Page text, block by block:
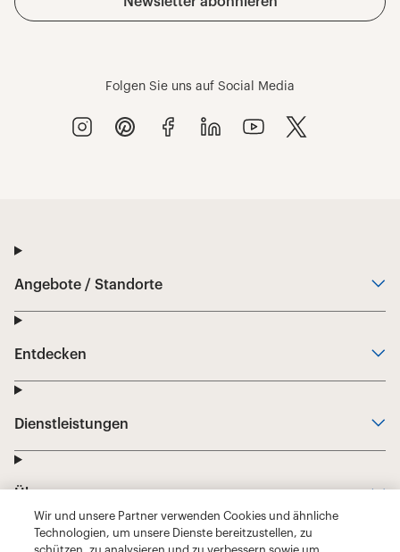
Wir und unsere Partner verwenden Cookies und ähnliche
Technologien, um unsere Dienste bereitzustellen, zu